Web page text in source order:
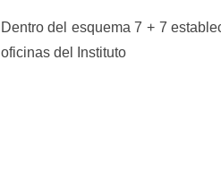
Dentro del esquema 7 + 7
oficinas del Instituto